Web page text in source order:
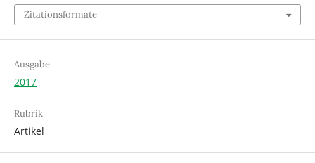
Zitationsformate
Ausgabe
2017
Rubrik
Artikel